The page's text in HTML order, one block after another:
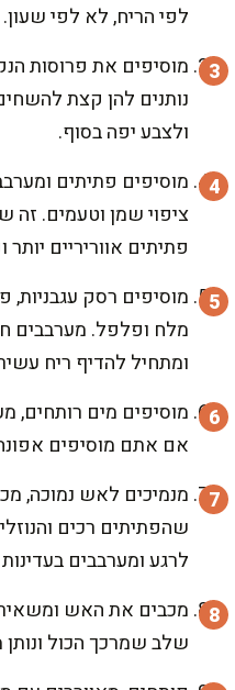
לפי הריח, לא לפי שעון.
נותנים להן קצת
ולצבע יפה בסוף.
ציפוי שמן וטעמים.
פתיתים אווריריים
מוסיפים רסק עגבניות,
מלח ופלפל. מערבבים
ומתחיל להדיף ריח
מוסיפים מים רותחים,
אם אתם מוסיפים
שהפתיתים רכים
לרגע ומערבבים
שלב שמרכך הכול